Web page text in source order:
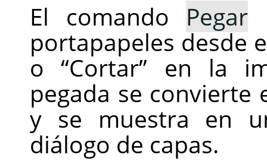
El comando Pegar
portapapeles desde
o“Cortar” en la
pegada se convierte
y se muestra en
diálogo de capas.